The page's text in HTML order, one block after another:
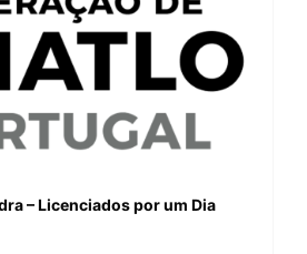
– Licenciados por um Dia